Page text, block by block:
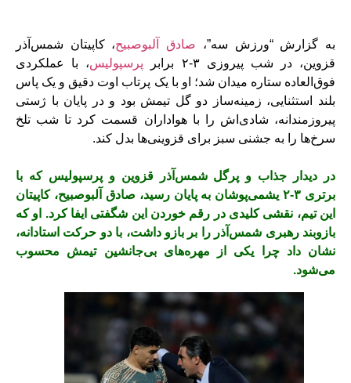
به گزارش “ورزش سه”، صادق آلبوصبیح، کاپیتان شمس‌آذر
قزوین، در شب پیروزی ۳-۲ برابر
پرسپولیس، با عملکردی
فوق‌العاده ستاره میدان شد؛ او با یک پرتاب اوت دقیق و یک پاس
بلند استثنایی، زمینه‌ساز دو گل تیمش بود و در پایان با ژستی
پیروزمندانه، شادی‌اش را با هواداران قسمت کرد تا شب تلخ
سرخ‌ها را به جشنی سبز برای قزوینی‌ها بدل کند.
در دیدار جذاب و پرگل شمس‌آذر قزوین و پرسپولیس که با
برتری ۳-۲ یشمی‌پوشان به پایان رسید، صادق آلبوصبیح، کاپیتان
این تیم، نقشی کلیدی در رقم خوردن این شگفتی ایفا کرد. او که
بازوبند رهبری شمس‌آذر را بر بازو داشت، با دو حرکت استادانه،
نشان داد چرا یکی از مهره‌های بی‌جانشین تیمش محسوب
می‌شود.